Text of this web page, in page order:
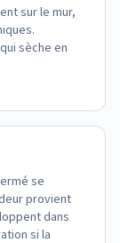
sur le mur,
sèche en
se
provient
dans
si la